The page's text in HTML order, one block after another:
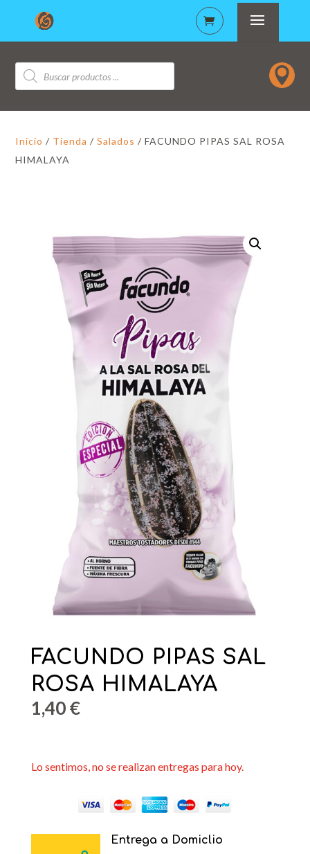
Búsqueda
de
productos

Inicio / Tienda /Salados / FACUNDO PIPAS SAL ROSA
HIMALAYA
FACUNDO PIPAS SAL
ROSA HIMALAYA
1,40€
Lo sentimos, no se realizan entregas para hoy.
Entrega a Domiclio